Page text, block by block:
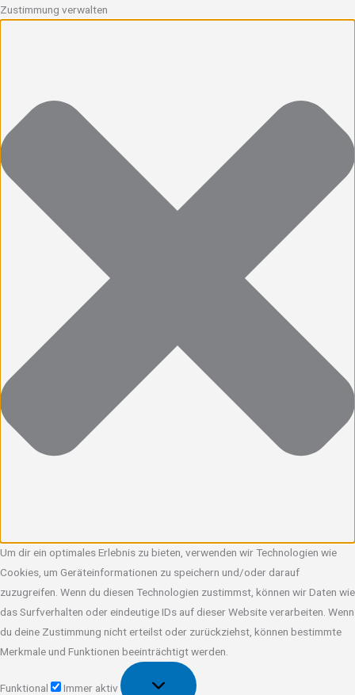
Zustimmung verwalten
Um dir ein optimales Erlebnis zu bieten, verwenden wir Technologien wie
Cookies, um Geräteinformationen zu speichern und/oder darauf
zuzugreifen. Wenn du diesen Technologien zustimmst, können wir Daten wie
das Surfverhalten oder eindeutige IDs auf dieser Website verarbeiten. Wenn
du deine Zustimmung nicht erteilst oder zurückziehst, können bestimmte
Merkmale und Funktionen beeinträchtigt werden.
Funktional
Immer aktiv